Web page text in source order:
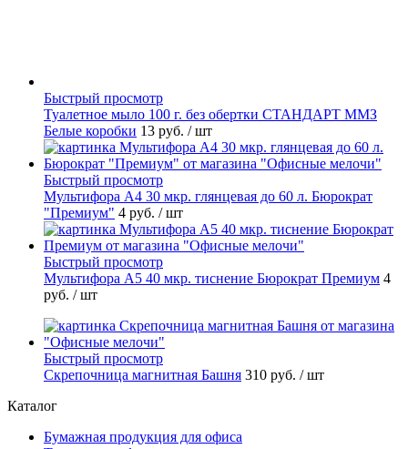
Быстрый просмотр
Туалетное мыло 100 г. без обертки СТАНДАРТ ММЗ
Белые коробки 13 руб. / шт
Быстрый просмотр
Мультифора А4 30 мкр. глянцевая до 60 л. Бюрократ
"Премиум" 4 руб. / шт
Быстрый просмотр
Мультифора А5 40 мкр. тиснение Бюрократ Премиум 4
руб. / шт
Быстрый просмотр
Скрепочница магнитная Башня 310 руб. / шт
Каталог
Бумажная продукция для офиса